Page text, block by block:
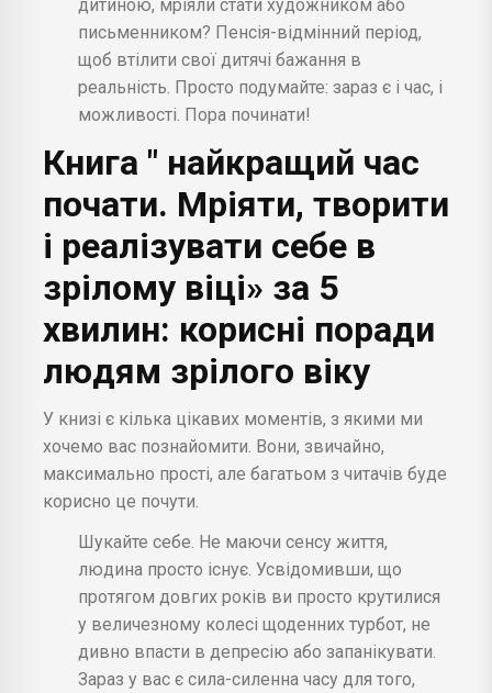
дитиною, мріяли стати художником або
письменником? Пенсія-відмінний період,
щоб втілити свої дитячі бажання в
реальність. Просто подумайте: зараз є і час, і
можливості. Пора починати!
Книга " найкращий час
почати. Мріяти, творити
і реалізувати себе в
зрілому віці» за 5
хвилин: корисні поради
людям зрілого віку
У книзі є кілька цікавих моментів, з якими ми
хочемо вас познайомити. Вони, звичайно,
максимально прості, але багатьом з читачів буде
корисно це почути.
Шукайте себе. Не маючи сенсу життя,
людина просто існує. Усвідомивши, що
протягом довгих років ви просто крутилися
у величезному колесі щоденних турбот, не
дивно впасти в депресію або запанікувати.
Зараз у вас є сила-силенна часу для того,